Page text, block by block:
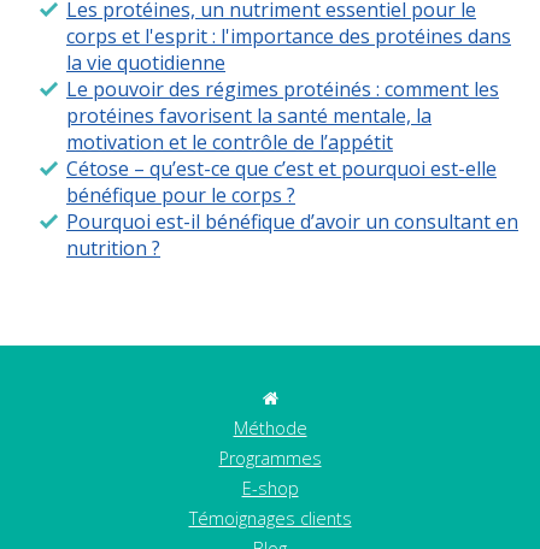
Les protéines, un nutriment essentiel pour le
corps et l'esprit : l'importance des protéines dans
la vie quotidienne
Le pouvoir des régimes protéinés : comment les
protéines favorisent la santé mentale, la
motivation et le contrôle de l’appétit
Cétose – qu’est-ce que c’est et pourquoi est-elle
bénéfique pour le corps ?
Pourquoi est-il bénéfique d’avoir un consultant en
nutrition ?
Méthode
Programmes
E-shop
Témoignages clients